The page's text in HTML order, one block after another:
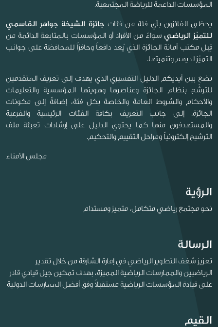
المؤسسات الداعمة للرياضة المجتمعية.
يحظى الفائزون بأي فئة من فئات جائزة الشيخة جواهر القاسمي
للتميّز الرياضي سواءً من الأفراد أو المؤسسات بالمتابعة الدائمة من
قِبل مكتب أمانة الجائزة الذي يُعد دافعاً وحافزاً للمحافظة على جوانب
التميّز لديهم وتنميتها.
نضع بين أيديكم الدليل التفسيري الذي يهدف إلى تعريف المتقدمين
للترشّح بنظام الجائزة وعناصرها وهويتها المؤسسية والتعليمات
والأحكام والشروط العامة والخاصة بكل فئة، إضافةً إلى مكونات
الجائزة. إلى جانب التعريف بكافة الفئات الرئيسية والفرعية
والمستهدفون منها كما يحتوي الدليل على إرشادات تعبئة ملف
الترشيح إلكترونياً ومراحل التقييم والتحكيم.
مجلس الأمناء
الرؤية
نحو مجتمع رياضي متكامل، متميز ومستدام
الرسالة
تعزيز شغف التطوير الرياضي في إمارة الشارقة من خلال تقدير
الرياضيين والممارسات الرياضية المميزة، بهدف تمكين جيل قيادي قادر
على قيادة المؤسسات الرياضية مستقبلاً وفق أفضل الممارسات الدولية
القيم